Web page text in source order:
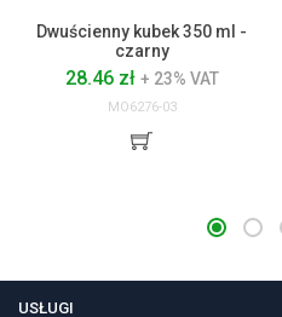
Dwuścienny kubek 350 ml -
czarny
28.46 zł + 23% VAT
MO6276-03
USŁUGI